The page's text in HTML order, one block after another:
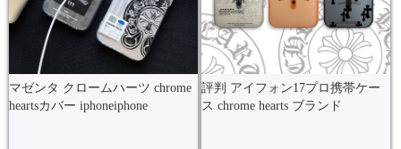
マゼンタ クロームハーツ chrome
heartsカバー iphoneiphone
評判 アイフォン17プロ携帯ケー
ス chrome hearts ブランド